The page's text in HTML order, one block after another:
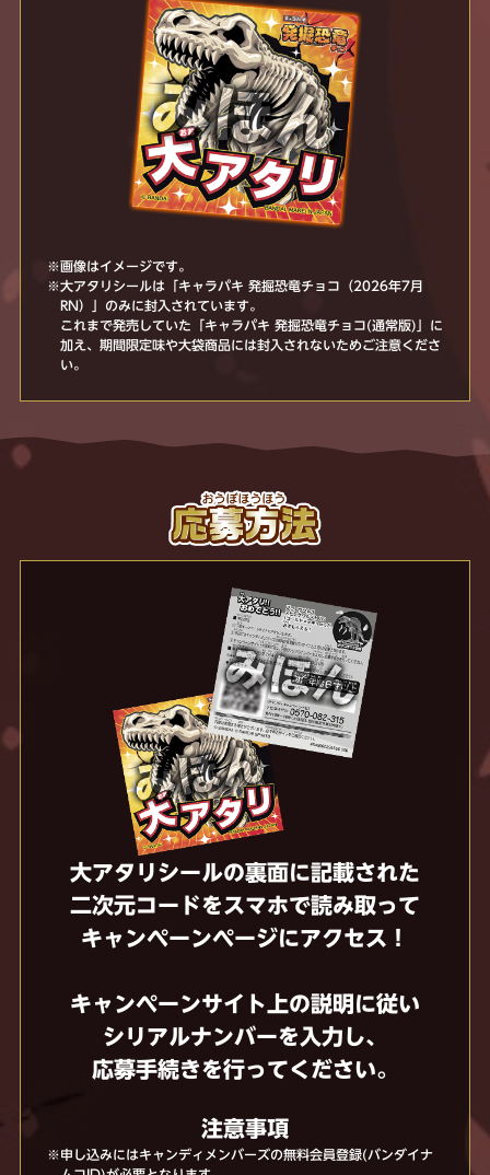
※画像はイメージです。
※大アタリシールは「キャラパキ 発掘恐竜チョコ（2026年7月
RN）」のみに封入されています。
これまで発売していた「キャラパキ 発掘恐竜チョコ(通常版)」に
加え、期間限定味や大袋商品には封入されないためご注意くださ
い。
大アタリシールの裏面に記載された
二次元コードをスマホで読み取って
キャンペーンページにアクセス！
キャンペーンサイト上の説明に従い
シリアルナンバーを入力し、
応募手続きを行ってください。
注意事項
※申し込みにはキャンディメンバーズの無料会員登録(バンダイナ